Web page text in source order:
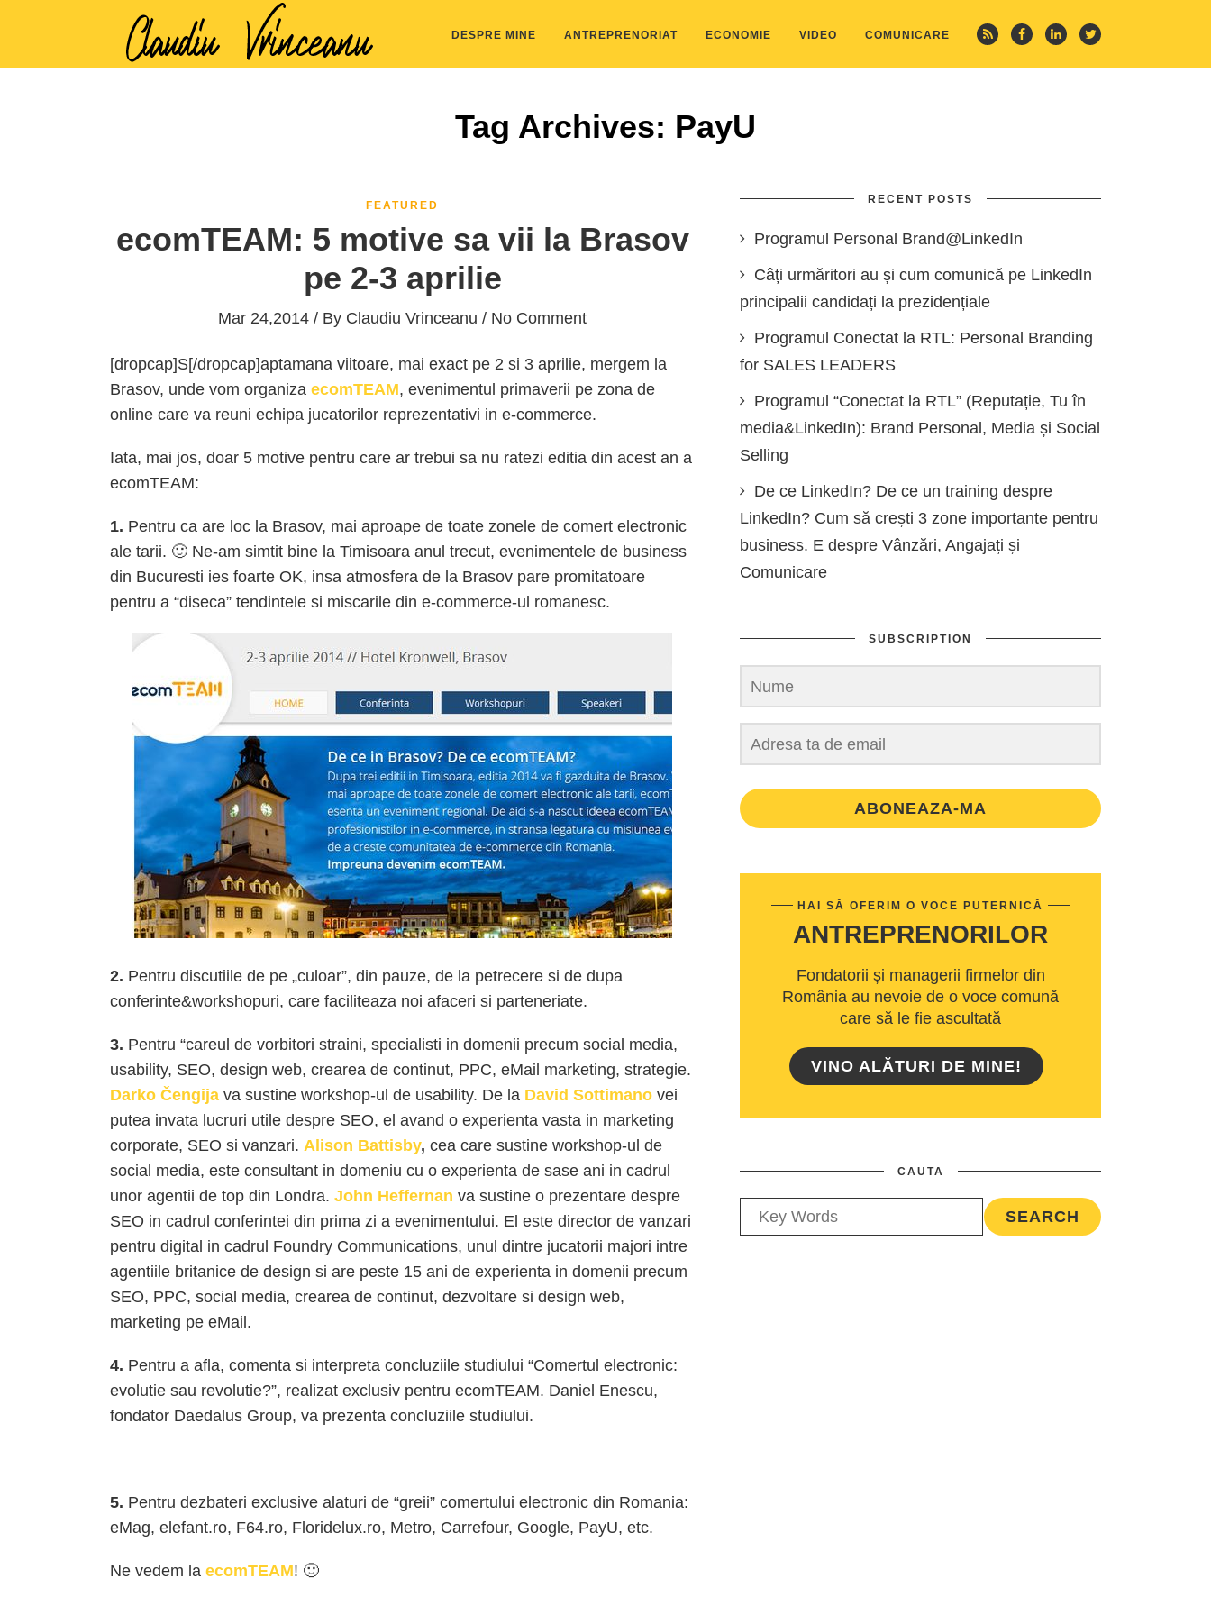
DESPRE MINE ANTREPRENORIAT ECONOMIE VIDEO COMUNICARE
Tag Archives: PayU
FEATURED
ecomTEAM: 5 motive sa vii la Brasov
pe 2-3 aprilie
Mar 24,2014 / By Claudiu Vrinceanu / No Comment
[dropcap]S[/dropcap]aptamana viitoare, mai exact pe 2 si 3 aprilie, mergem la
Brasov, unde vom organiza ecomTEAM, evenimentul primaverii pe zona de
online care va reuni echipa jucatorilor reprezentativi in e-commerce.
Iata, mai jos, doar 5 motive pentru care ar trebui sa nu ratezi editia din acest an a
ecomTEAM:
1. Pentru ca are loc la Brasov, mai aproape de toate zonele de comert electronic
ale tarii. 🙂 Ne-am simtit bine la Timisoara anul trecut, evenimentele de business
din Bucuresti ies foarte OK, insa atmosfera de la Brasov pare promitatoare
pentru a “diseca” tendintele si miscarile din e-commerce-ul romanesc.
2. Pentru discutiile de pe „culoar”, din pauze, de la petrecere si de dupa
conferinte&workshopuri, care faciliteaza noi afaceri si parteneriate.
3. Pentru “careul de vorbitori straini, specialisti in domenii precum social media,
usability, SEO, design web, crearea de continut, PPC, eMail marketing, strategie.
Darko Čengija va sustine workshop-ul de usability. De la David Sottimano vei
putea invata lucruri utile despre SEO, el avand o experienta vasta in marketing
corporate, SEO si vanzari. Alison Battisby, cea care sustine workshop-ul de
social media, este consultant in domeniu cu o experienta de sase ani in cadrul
unor agentii de top din Londra. John Heffernan va sustine o prezentare despre
SEO in cadrul conferintei din prima zi a evenimentului. El este director de vanzari
pentru digital in cadrul Foundry Communications, unul dintre jucatorii majori intre
agentiile britanice de design si are peste 15 ani de experienta in domenii precum
SEO, PPC, social media, crearea de continut, dezvoltare si design web,
marketing pe eMail.
4. Pentru a afla, comenta si interpreta concluziile studiului “Comertul electronic:
evolutie sau revolutie?”, realizat exclusiv pentru ecomTEAM. Daniel Enescu,
fondator Daedalus Group, va prezenta concluziile studiului.
5. Pentru dezbateri exclusive alaturi de “greii” comertului electronic din Romania:
eMag, elefant.ro, F64.ro, Floridelux.ro, Metro, Carrefour, Google, PayU, etc.
Ne vedem la ecomTEAM! 🙂
RECENT POSTS
Programul Personal Brand@LinkedIn
Câți urmăritori au și cum comunică pe LinkedIn
principalii candidați la prezidențiale
Programul Conectat la RTL: Personal Branding
for SALES LEADERS
Programul “Conectat la RTL” (Reputație, Tu în
media&LinkedIn): Brand Personal, Media și Social
Selling
De ce LinkedIn? De ce un training despre
LinkedIn? Cum să crești 3 zone importante pentru
business. E despre Vânzări, Angajați și
Comunicare
SUBSCRIPTION
ABONEAZA-MA
HAI SĂ OFERIM O VOCE PUTERNICĂ
ANTREPRENORILOR
Fondatorii și managerii firmelor din
România au nevoie de o voce comună
care să le fie ascultată
VINO ALĂTURI DE MINE!
CAUTA